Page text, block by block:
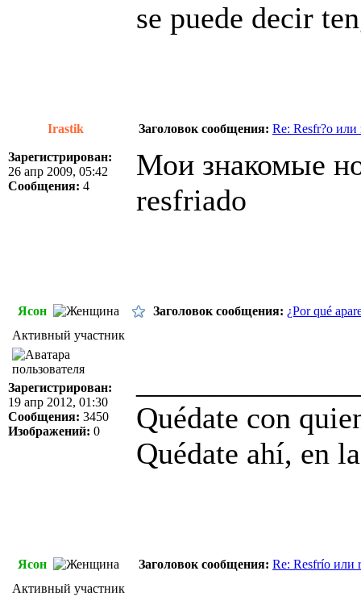
se puede decir
Irastik Заголовок сообщения: Re: Resfr?o или
Зарегистрирован:
26 апр 2009, 05:42
Сообщения: 4
Мои знакомые
resfriado
Ясон Заголовок сообщения: ¿Por qué
Активный участник
Зарегистрирован:
19 апр 2012, 01:30
Сообщения: 3450
Изображений: 0
Quédate con
Quédate ahí, en
Ясон Заголовок сообщения: Re: Resfrío или
Активный участник